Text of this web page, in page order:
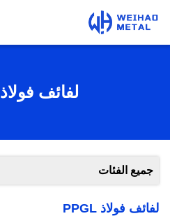
لفائف فولاذ PPGL
جميع الفئات
لفائف فولاذ PPGL